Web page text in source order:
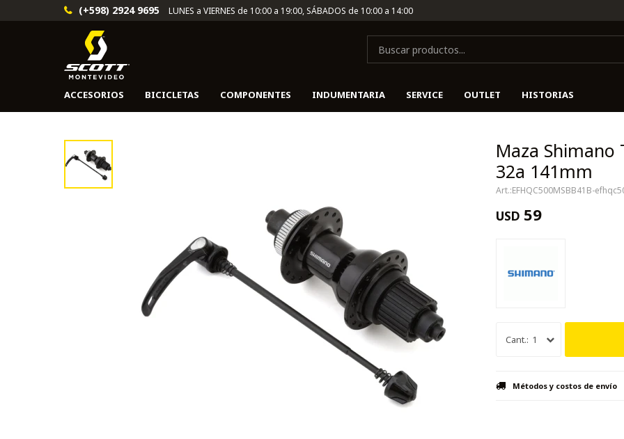
ACCESORIOS BICICLETAS COMPONENTES INDUMENTARIA SERVICE OUTLET HISTORIAS
(+598) 2924 9695 LUNES a VIERNES de 10:00 a 19:00, SÁBADOS de 10:00 a 14:00
Maza Shimano
32a 141mm
EFHQC500MSBB41B-
USD 59
1
Métodos y costos de envío